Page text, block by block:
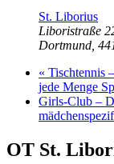
St. Liborius
Liboristraße
Dortmund
« Tischtennis
jede Menge
Girls-Club –
OT St.